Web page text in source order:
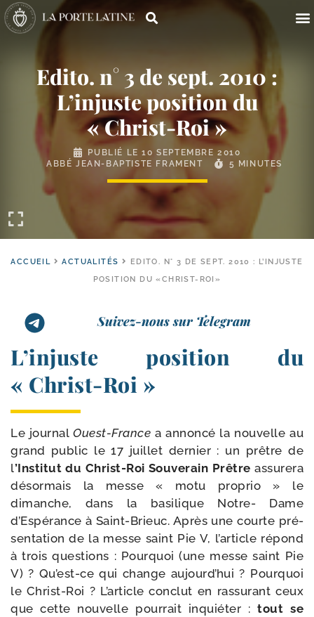
Edito. n° 3 de sept. 2010 :
L’injuste position du
« Christ-Roi »
PUBLIÉ LE10 SEPTEMBRE 2010
ABBÉ JEAN-BAPTISTE FRAMENT
5 MINUTES
ACCUEIL ACTUALITÉS
EDITO. N° 3 DE SEPT. 2010 : L’INJUSTE
POSITION DU «CHRIST-ROI»
Suivez-nous sur Telegram
L’injuste position du
« Christ-Roi »
Le jour­nalOuest-​France a annon­cé la nou­velle au
grand public le 17 juillet der­nier : un prêtre de
l’Institut du Christ-​Roi Souverain Prêtre assu­re­ra
désor­mais la messe « motu pro­prio » le
dimanche, dans la basi­lique Notre- Dame
d’Espérance à Saint-​Brieuc. Après une courte pré­
sen­ta­tion de la messe saint Pie V, l’article répond
à trois ques­tions : Pourquoi (une messe saint Pie
V) ? Qu’est-ce qui change aujourd’hui ? Pourquoi
le Christ-​Roi ? L’article conclut en ras­su­rant ceux
que cette nou­velle pour­rait inquié­ter :tout se